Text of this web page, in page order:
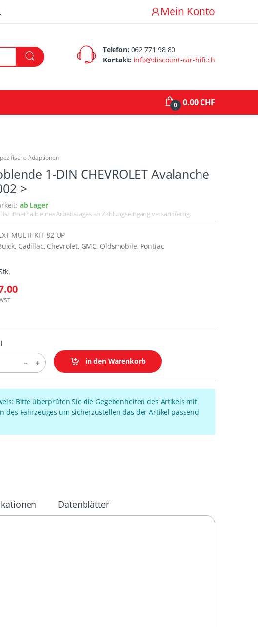
. Mein Konto
Telefon: 062 771 98 80
Kontakt: info@discount-car-hifi.ch
0 0.00 CHF
Adaptionen
1-DIN CHEVROLET Avalanche
>
ab Lager
ist innerhalb eines Arbeitstages ab Zahlungseingang versandfertig.
MULTI-KIT 82-UP
Cadillac, Chevrolet, GMC, Oldsmobile, Pontiac
in den Warenkorb
Bitte überprüfen Sie die Gegebenheiten des Artikels mit
des Fahrzeuges um sicherzustellen das der Artikel passend
Datenblätter